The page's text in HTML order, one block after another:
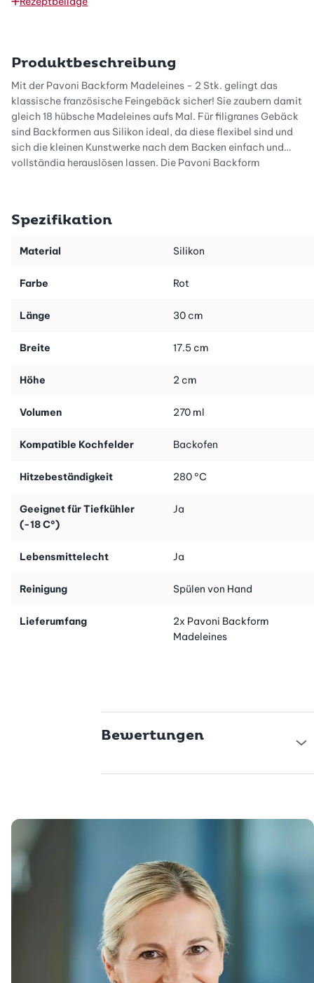
Produktbeschreibung
Mit der Pavoni Backform Madeleines - 2 Stk. gelingt das
klassische französische Feingebäck sicher! Sie zaubern damit
gleich 18 hübsche Madeleines aufs Mal. Für filigranes Gebäck
sind Backformen aus Silikon ideal, da diese flexibel sind und
sich die kleinen Kunstwerke nach dem Backen einfach und
vollständig herauslösen lassen. Die Pavoni Backform
verwenden Sie am besten einen Spritzsack.
Die Pavoni Backform Madeleines - 2 Stk. ist ideal für süsses und
Cupcakes, Muffins usw. Sie eignet sich aber auch für Desserts
Spezifikation
Material Silikon
Farbe Rot
Länge 30 cm
Breite 17.5 cm
Höhe 2 cm
Volumen 270 ml
Kompatible Kochfelder Backofen
Hitzebeständigkeit 280 °C
Geeignet für Tiefkühler
(-18 C°)
Ja
Lebensmittelecht Ja
Reinigung Spülen von Hand
Lieferumfang
2x Pavoni Backform
Madeleines
Bewertungen